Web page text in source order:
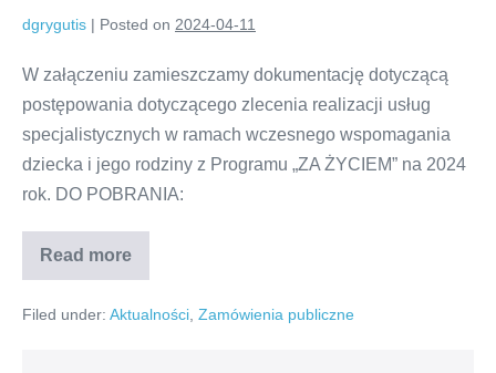
dgrygutis | Posted on 2024-04-11
W załączeniu zamieszczamy dokumentację dotyczącą
postępowania dotyczącego zlecenia realizacji usług
specjalistycznych w ramach wczesnego wspomagania
dziecka i jego rodziny z Programu „ZA ŻYCIEM” na 2024
rok. DO POBRANIA:
Read more
Ogłoszenie
o
–
Filed under: Aktualności Zamówienia publiczne